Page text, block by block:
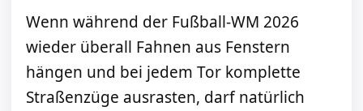
Wenn während der Fußball-WM 2026
wieder überall Fahnen aus Fenstern
hängen und bei jedem Tor komplette
Straßenzüge ausrasten, darf natürlich